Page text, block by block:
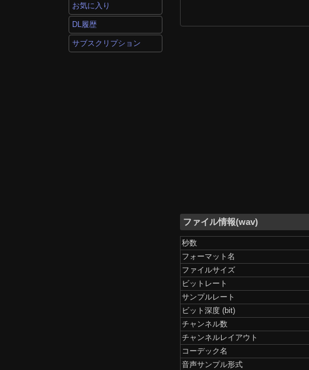
お気に入り
DL履歴
サブスクリプション
ファイル情報(wav)
秒数
フォーマット名
ファイルサイズ
ビットレート
サンプルレート
ビット深度 (bit)
チャンネル数
チャンネルレイアウト
コーデック名
音声サンプル形式